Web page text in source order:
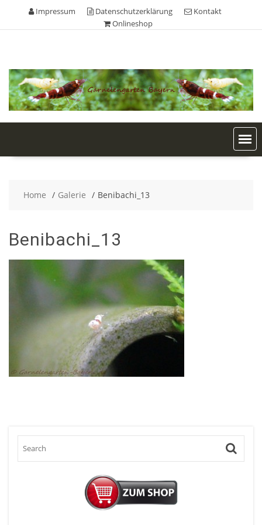
content
Impressum Datenschutzerklärung
Kontakt
Onlineshop
Home Galerie Benibachi_13
Benibachi_13